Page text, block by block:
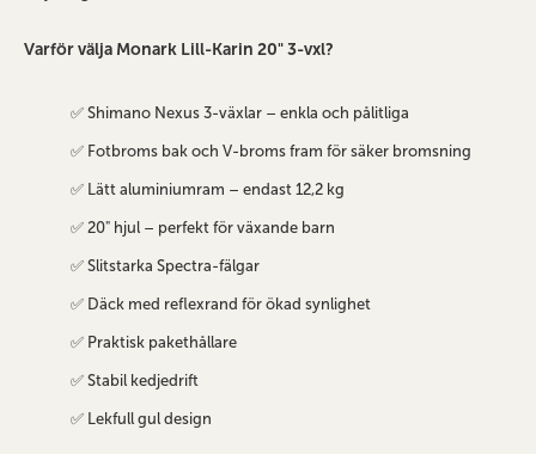
Varför välja Monark Lill-Karin 20" 3-vxl?
✅ Shimano Nexus 3-växlar – enkla och pålitliga
✅ Fotbroms bak och V-broms fram för säker bromsning
✅ Lätt aluminiumram – endast 12,2 kg
✅ 20" hjul – perfekt för växande barn
✅ Slitstarka Spectra-fälgar
✅ Däck med reflexrand för ökad synlighet
✅ Praktisk pakethållare
✅ Stabil kedjedrift
✅ Lekfull gul design